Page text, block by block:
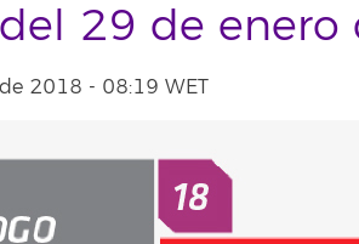
29 de
2018 - 08:19 WET